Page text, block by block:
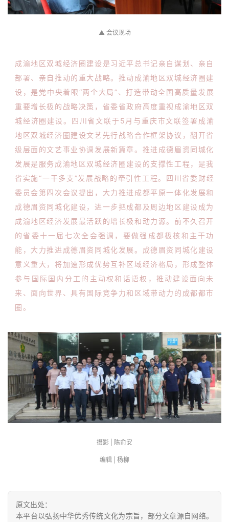
▲ 会议现场
成渝地区双城经济圈建设是习近平总书记亲自谋划、亲自
部署、亲自推动的重大战略。推动成渝地区双城经济圈建
设，是党中央着眼“两个大局”、打造带动全国高质量发展
重要增长极的战略决策，省委省政府高度重视成渝地区双
城经济圈建设。四川省文联于5月与重庆市文联签署成渝
地区双城经济圈建设文艺先行战略合作框架协议，翻开省
级层面的文艺事业协调发展新篇章。推进成德眉资同城化
发展是服务成渝地区双城经济圈建设的支撑性工程，是我
省实施“一干多支”发展战略的牵引性工程。四川省委财经
委员会第四次会议提出，大力推进成都平原一体化发展和
成德眉资同城化建设，进一步把成都及周边地区建设成为
成渝地区经济发展最活跃的增长极和动力源。前不久召开
的省委十一届七次全会强调，要做强成都极核和主干功
能，大力推进成德眉资同城化发展。成德眉资同城化建设
意义重大，将加速形成优势互补区域经济格局，形成整体
参与国际国内分工的主动权和话语权，推动建设面向未
来、面向世界、具有国际竞争力和区域带动力的成都都市
圈。
摄影 | 陈俞安
编辑 | 杨柳
原文出处：
本平台以弘扬中华优秀传统文化为宗旨，部分文章源自网络。